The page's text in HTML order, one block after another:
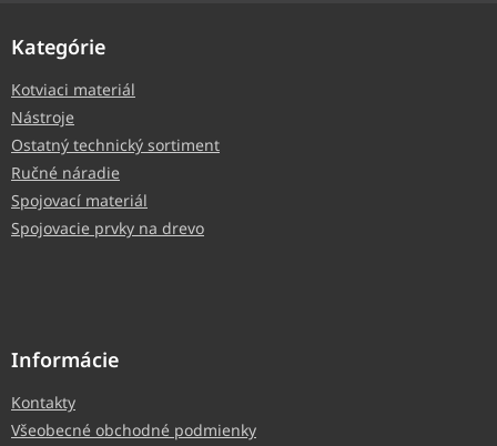
Kategórie
Kotviaci materiál
Nástroje
Ostatný technický sortiment
Ručné náradie
Spojovací materiál
Spojovacie prvky na drevo
Informácie
Kontakty
Všeobecné obchodné podmienky